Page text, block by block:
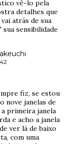
vê-lo pela
detalhes que
atrás de sua
sensibilidade
fiz, se estou
nove janelas de
primeira janela
e acho a janela
ver lá de baixo
com uma